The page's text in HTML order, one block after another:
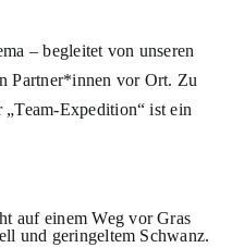
– begleitet von unseren
Partner*innen vor Ort. Zu
Expedition“ ist ein